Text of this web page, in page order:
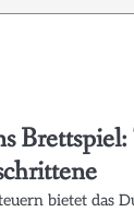
bietet das